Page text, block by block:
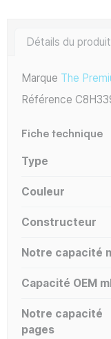
Détails du produit
Marque The
Référence
Fiche technique
Type
Couleur
Constructeur
Notre capacité
Capacité OEM
Notre capacité
pages